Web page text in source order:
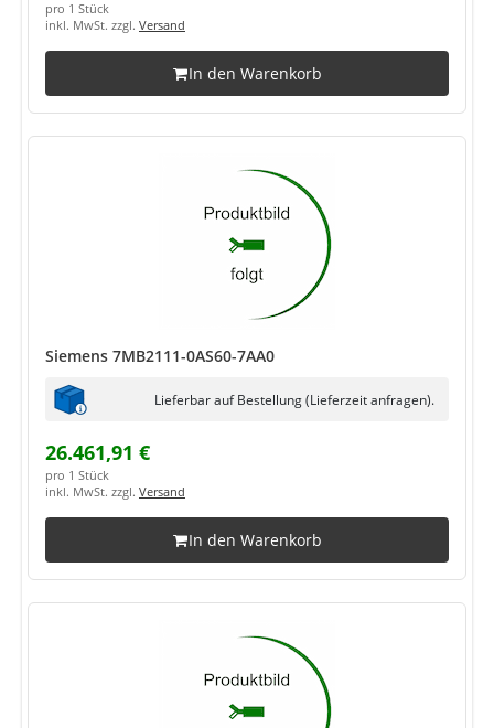
pro 1 Stück
inkl. MwSt. zzgl. Versand
In den Warenkorb
Siemens 7MB2111-0AS60-7AA0
Lieferbar auf Bestellung (Lieferzeit anfragen).
26.461,91 €
pro 1 Stück
inkl. MwSt. zzgl. Versand
In den Warenkorb